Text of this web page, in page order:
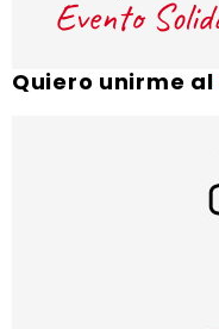
Quiero unirme al